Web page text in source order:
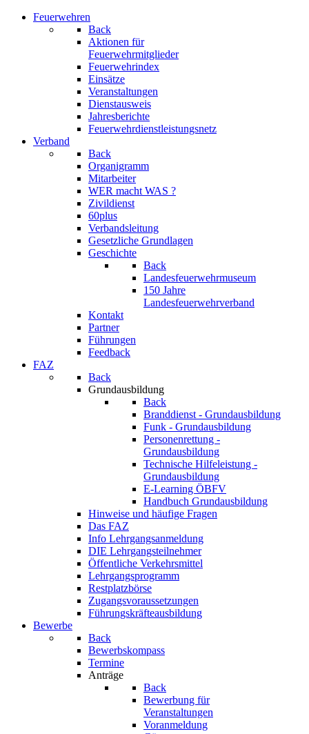
Feuerwehren
Back
Aktionen für
Feuerwehrmitglieder
Feuerwehrindex
Einsätze
Veranstaltungen
Dienstausweis
Jahresberichte
Feuerwehrdienstleistungsnetz
Verband
Back
Organigramm
Mitarbeiter
WER macht WAS ?
Zivildienst
60plus
Verbandsleitung
Gesetzliche Grundlagen
Geschichte
Back
Landesfeuerwehrmuseum
150 Jahre
Landesfeuerwehrverband
Kontakt
Partner
Führungen
Feedback
FAZ
Back
Grundausbildung
Back
Branddienst - Grundausbildung
Funk - Grundausbildung
Personenrettung -
Grundausbildung
Technische Hilfeleistung -
Grundausbildung
E-Learning ÖBFV
Handbuch Grundausbildung
Hinweise und häufige Fragen
Das FAZ
Info Lehrgangsanmeldung
DIE Lehrgangsteilnehmer
Öffentliche Verkehrsmittel
Lehrgangsprogramm
Restplatzbörse
Zugangsvoraussetzungen
Führungskräfteausbildung
Bewerbe
Back
Bewerbskompass
Termine
Anträge
Back
Bewerbung für
Veranstaltungen
Voranmeldung